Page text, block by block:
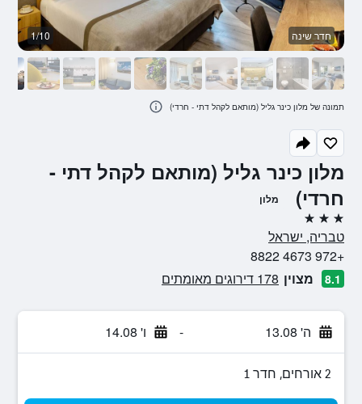
מלון כינר גליל (מותאם לקהל דתי -
חרדי)
מלון
3 כוכבים
טבריה, ישראל
+972 4673 8822
8.1 מצוין 178 דירוגים מאומתים
ה' 13.08 - ו' 14.08
2 אורחים, חדר 1
חדר שינה 1/10
תמונה של מלון כינר גליל (מותאם לקהל דתי - חרדי)